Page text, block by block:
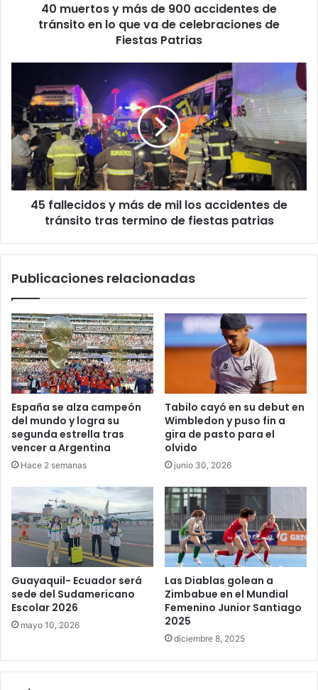
celebraciones
Fiestas
Patrias
40 muertos y más de 900 accidentes de
tránsito en lo que va de celebraciones de
Fiestas Patrias
fallecidos
más
de
mil
los
accidentes
de
tránsito
patrias
45 fallecidos y más de mil los accidentes de
tránsito tras termino de fiestas patrias
Publicaciones relacionadas
España se alza campeón
del mundo y logra su
segunda estrella tras
vencer a Argentina
Hace 2 semanas
Tabilo cayó en su debut en
Wimbledon y puso fin a
gira de pasto para el
olvido
junio 30, 2026
Guayaquil- Ecuador será
sede del Sudamericano
Escolar 2026
mayo 10, 2026
Las Diablas golean a
Zimbabue en el Mundial
Femenino Junior Santiago
2025
diciembre 8, 2025